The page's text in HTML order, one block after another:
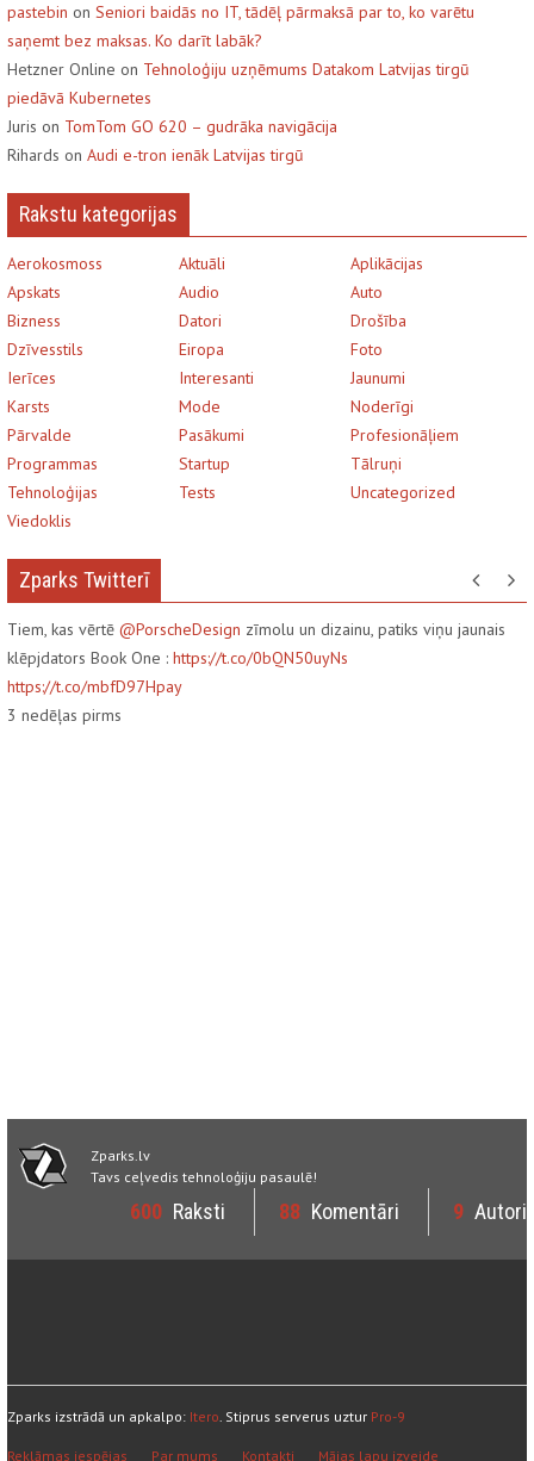
pastebin on Seniori baidās no IT, tādēļ pārmaksā par to, ko varētu
saņemt bez maksas. Ko darīt labāk?
Hetzner Online on Tehnoloģiju uzņēmums Datakom Latvijas tirgū
piedāvā Kubernetes
Juris on TomTom GO 620 – gudrāka navigācija
Rihards on Audi e-tron ienāk Latvijas tirgū
Rakstu kategorijas
Aerokosmoss Aktuāli
Aplikācijas
Apskats
Audio
Auto
Bizness
Datori
Drošība
Dzīvesstils
Eiropa
Foto
Ierīces
Interesanti
Jaunumi
Karsts
Mode
Noderīgi
Pārvalde
Pasākumi
Profesionāļiem
Programmas
Startup
Tālruņi
Tehnoloģijas
Tests
Uncategorized
Viedoklis
Zparks Twitterī
Tiem, kas vērtē @PorscheDesign zīmolu un dizainu, patiks viņu jaunais
klēpjdators Book One : https://t.co/0bQN50uyNs
https://t.co/mbfD97Hpay
3 nedēļas pirms
Zparks.lv
Tavs ceļvedis tehnoloģiju pasaulē!
600 Raksti 88 Komentāri 9 Autori
Zparks izstrādā un apkalpo: Itero. Stiprus serverus uztur Pro-9
Reklāmas iespējas Par mums Kontakti Mājas lapu izveide